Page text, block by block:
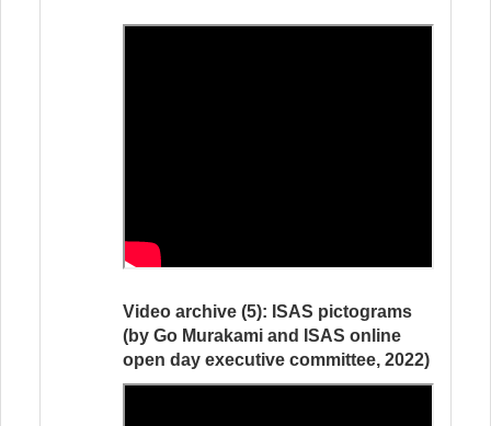
Video archive (5): ISAS pictograms
(by Go Murakami and ISAS online
open day executive committee, 2022)